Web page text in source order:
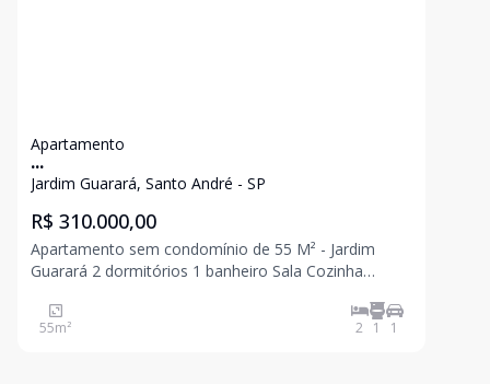
Apartamento
...
Jardim Guarará, Santo André - SP
R$ 310.000,00
Apartamento sem condomínio de 55 M² - Jardim
Guarará 2 dormitórios 1 banheiro Sala Cozinha
comércios, escola, transporte público. Agende sua
visita
55m² 2 1 1